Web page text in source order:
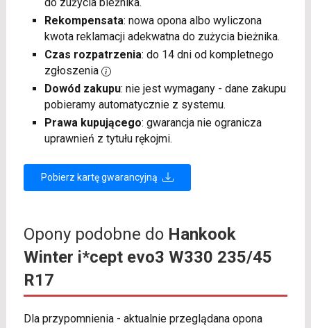
Rekompensata: nowa opona albo wyliczona
kwota reklamacji adekwatna do zużycia bieżnika.
Czas rozpatrzenia: do 14 dni od kompletnego
zgłoszenia
Dowód zakupu: nie jest wymagany - dane zakupu
pobieramy automatycznie z systemu.
Prawa kupującego: gwarancja nie ogranicza
uprawnień z tytułu rękojmi.
Pobierz kartę gwarancyjną
Opony podobne do Hankook
Winter i*cept evo3 W330 235/45
R17
Dla przypomnienia - aktualnie przeglądana opona